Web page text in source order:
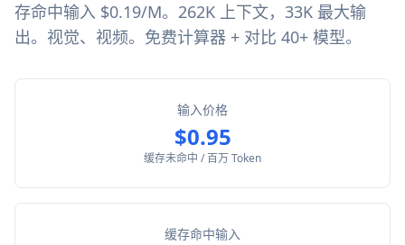
存命中输入 $0.19/M。262K 上下文，33K 最大输
出。视觉、视频。免费计算器 + 对比 40+ 模型。
输入价格
$0.95
缓存未命中 / 百万 Token
缓存命中输入